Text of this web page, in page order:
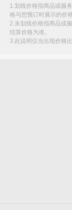
1.划线价格指商品或服
格与您预订时展示的价
2.未划线价格指商品或
结算价格为准。
3.此说明仅当出现价格